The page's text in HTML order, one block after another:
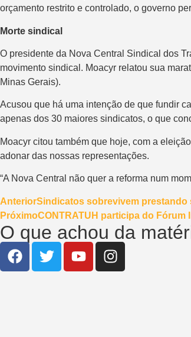
orçamento restrito e controlado, o governo
Morte sindical
O presidente da Nova Central Sindical dos
movimento sindical. Moacyr relatou sua
Minas Gerais).
Acusou que há uma intenção de que fundir
apenas dos 30 maiores sindicatos, o que
Moacyr citou também que hoje, com a
adonar das nossas representações.
“A Nova Central não quer a reforma num
AnteriorSindicatos sobrevivem prestando
PróximoCONTRATUH participa do Fórum
O que achou da